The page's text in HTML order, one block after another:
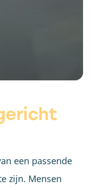
een passende
zijn. Mensen